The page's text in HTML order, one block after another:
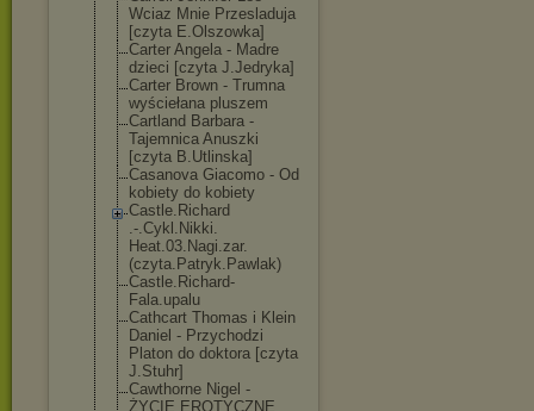
Wciaz Mnie Przesladuja
[czyta E.Olszowka]
Carter Angela - Madre
dzieci [czyta J.Jedryka]
Carter Brown - Trumna
wyściełana pluszem
Cartland Barbara -
Tajemnica Anuszki
[czyta B.Utlinska]
Casanova Giacomo - Od
kobiety do kobiety
Castle.Richard
.-.Cykl.Nikki.
Heat.03.Nagi.zar.
(czyta.Patryk.Pawlak)
Castle.Richard-
Fala.upalu
Cathcart Thomas i Klein
Daniel - Przychodzi
Platon do doktora [czyta
J.Stuhr]
Cawthorne Nigel -
ŻYCIE EROTYCZNE